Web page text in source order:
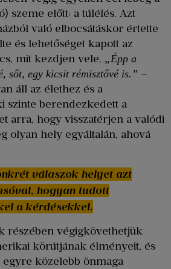
szeme előtt: a túlélés. Azt
való elbocsátáskor értette
és lehetőséget kapott az
mit kezdjen vele. „Épp a
sőt, egy kicsit rémisztővé is.” –
áll az élethez és a
szinte berendezkedett a
arra, hogy visszatérjen a valódi
olyan hely egyáltalán, ahová
válaszok helyet azt
hogyan tudott
a kérdésekkel.
részében végigkövethetjük
körútjának élményeit, és
egyre közelebb önmaga